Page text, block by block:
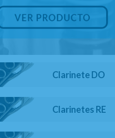
Clarinete DO
Clarinetes RE